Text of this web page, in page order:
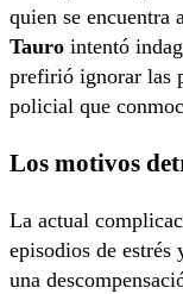
quien se encuentra
Tauro intentó
prefirió ignorar las
policial que
Los motivos
La actual
episodios de estrés
una